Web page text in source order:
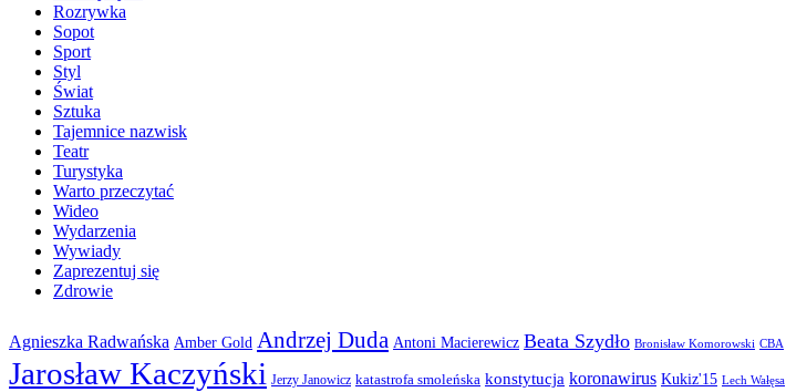
Rozrywka
Sopot
Sport
Styl
Świat
Sztuka
Tajemnice nazwisk
Teatr
Turystyka
Warto przeczytać
Wideo
Wydarzenia
Wywiady
Zaprezentuj się
Zdrowie
Agnieszka Radwańska Amber Gold Andrzej Duda Antoni Macierewicz Beata Szydło Bronisław Komorowski CBA
Jarosław Kaczyński Jerzy Janowicz katastrofa smoleńska konstytucja koronawirus Kukiz'15 Lech Wałęsa